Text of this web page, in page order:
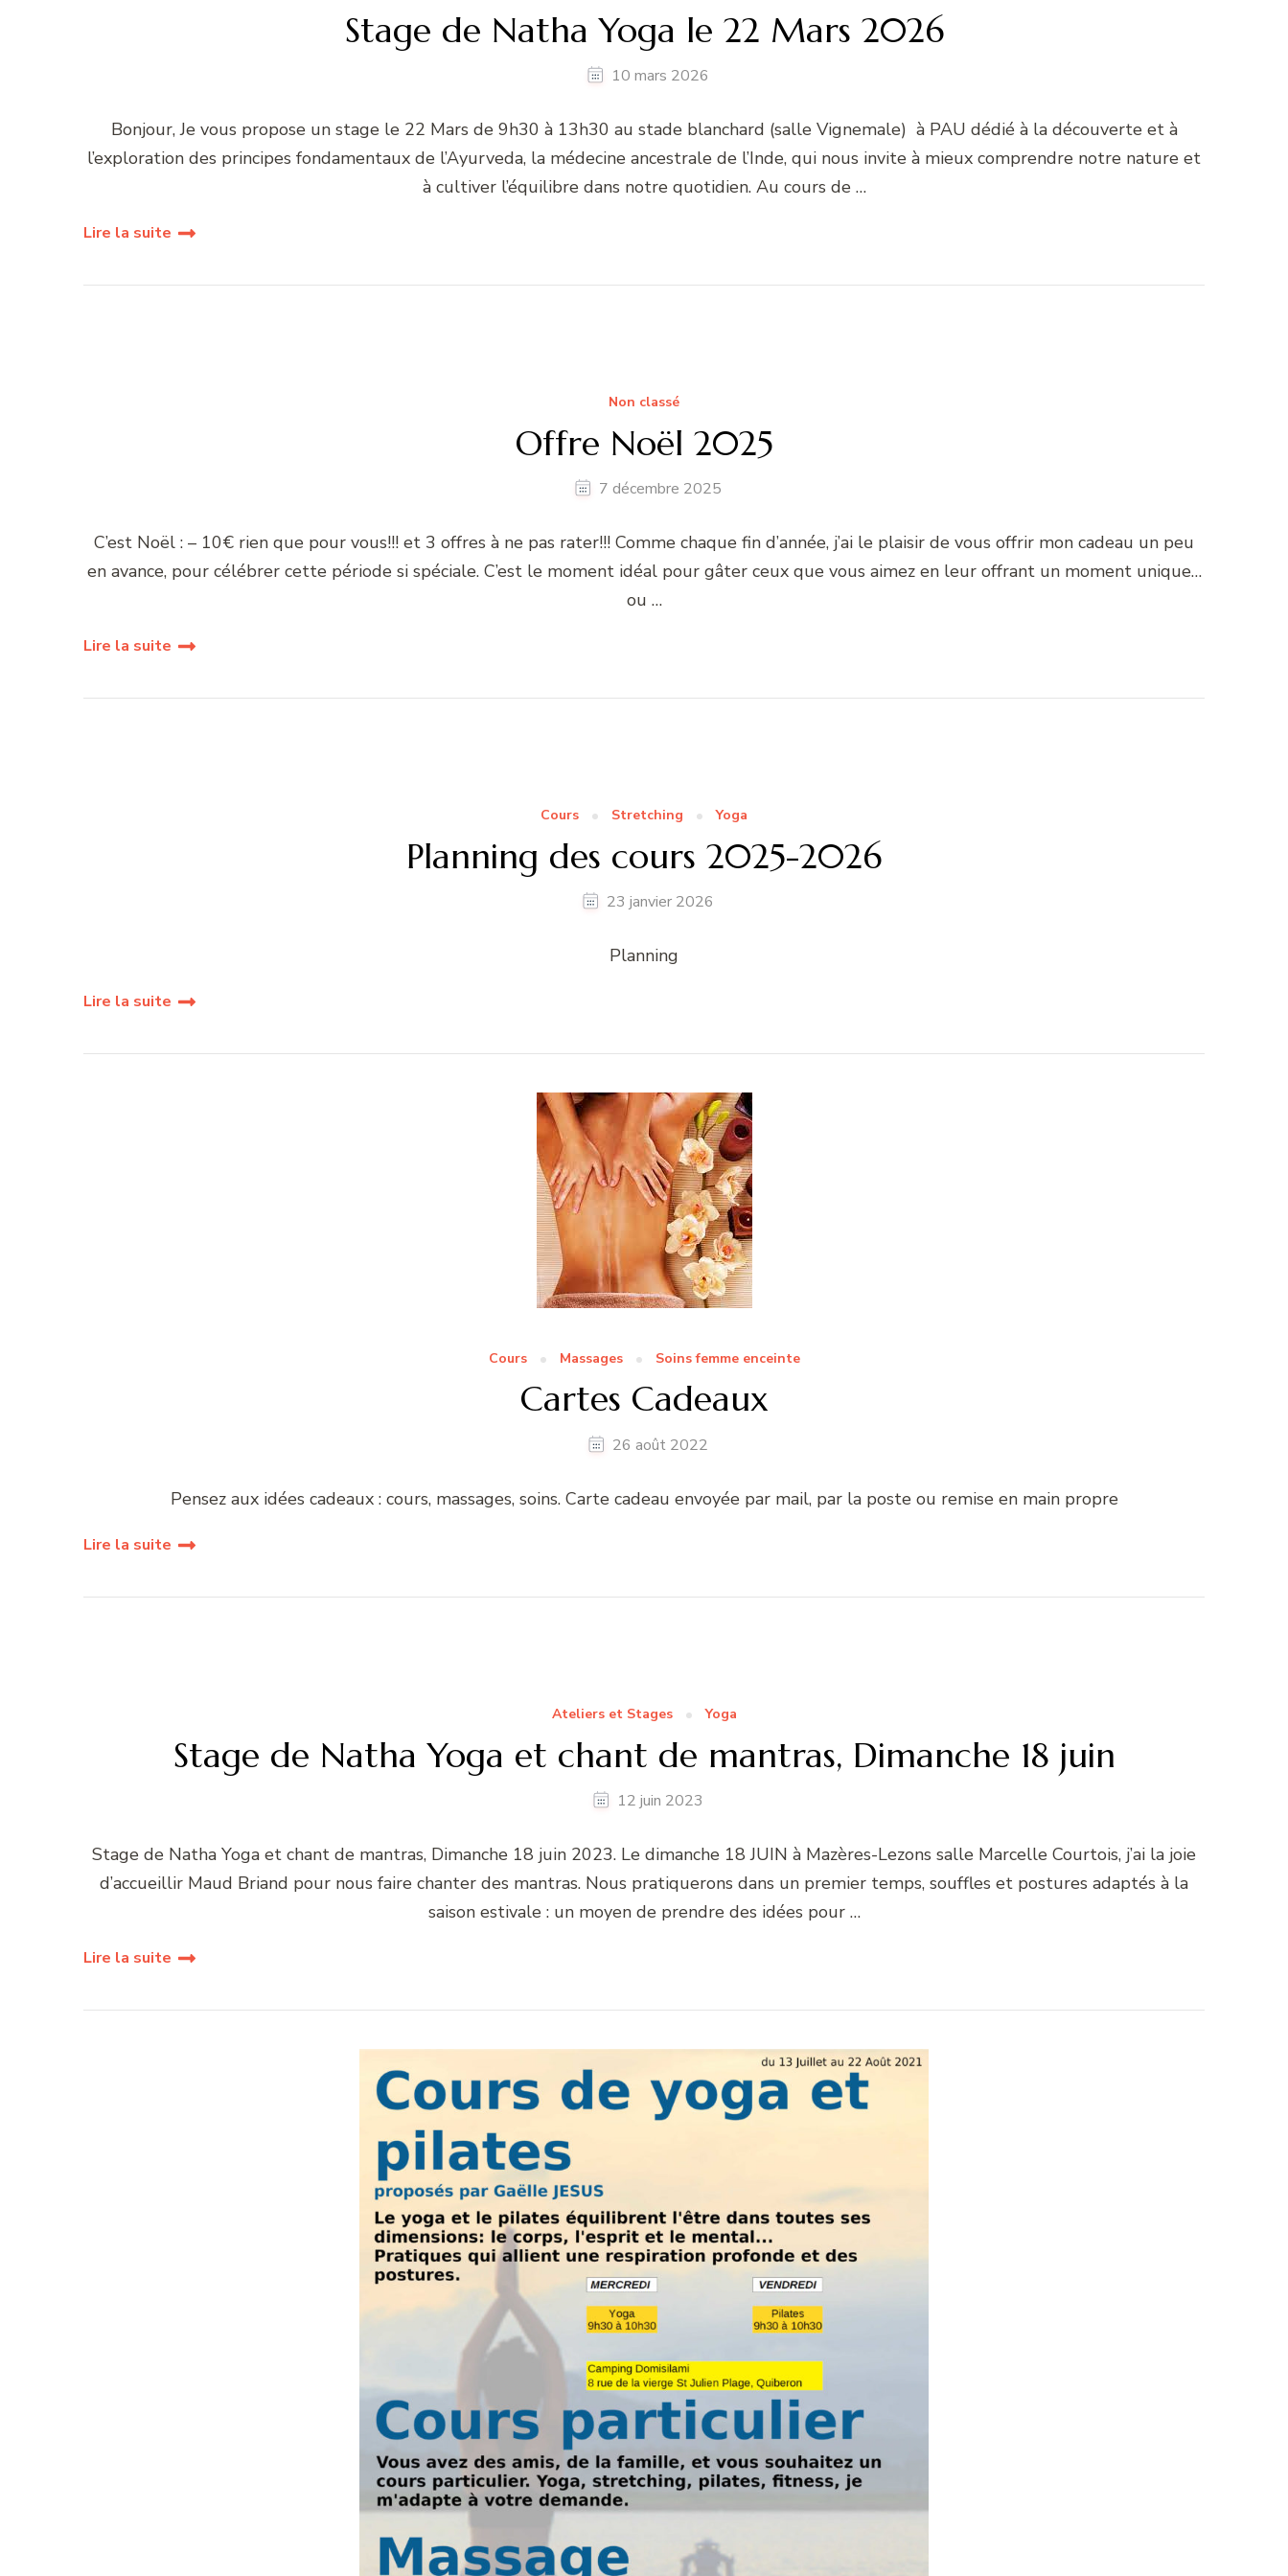
Stage de Natha Yoga le 22 Mars 2026
10 mars 2026
Bonjour, Je vous propose un stage le 22 Mars de 9h30 à 13h30 au stade blanchard (salle Vignemale) à PAU dédié à la découverte et à
l’exploration des principes fondamentaux de l’Ayurveda, la médecine ancestrale de l’Inde, qui nous invite à mieux comprendre notre nature et
à cultiver l’équilibre dans notre quotidien. Au cours de …
Lire la suite
Non classé
Offre Noël 2025
7 décembre 2025
C’est Noël : – 10€ rien que pour vous!!! et 3 offres à ne pas rater!!! Comme chaque fin d’année, j’ai le plaisir de vous offrir mon cadeau un peu
en avance, pour célébrer cette période si spéciale. C’est le moment idéal pour gâter ceux que vous aimez en leur offrant un moment unique…
ou …
Lire la suite
Cours Stretching Yoga
Planning des cours 2025-2026
23 janvier 2026
Planning
Lire la suite
Cours Massages Soins femme enceinte
Cartes Cadeaux
26 août 2022
Pensez aux idées cadeaux : cours, massages, soins. Carte cadeau envoyée par mail, par la poste ou remise en main propre
Lire la suite
Ateliers et Stages Yoga
Stage de Natha Yoga et chant de mantras, Dimanche 18 juin
12 juin 2023
Stage de Natha Yoga et chant de mantras, Dimanche 18 juin 2023. Le dimanche 18 JUIN à Mazères-Lezons salle Marcelle Courtois, j’ai la joie
d’accueillir Maud Briand pour nous faire chanter des mantras. Nous pratiquerons dans un premier temps, souffles et postures adaptés à la
saison estivale : un moyen de prendre des idées pour …
Lire la suite